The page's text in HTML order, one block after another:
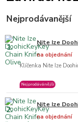
Nejprodávanější
1. Nite Ize
Klíčenka Nite Ize
na objednání
Nejprodávánější
2. Nite Ize
na objednání